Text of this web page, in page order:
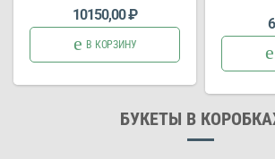
10150,00₽
В КОРЗИНУ
БУКЕТЫ В